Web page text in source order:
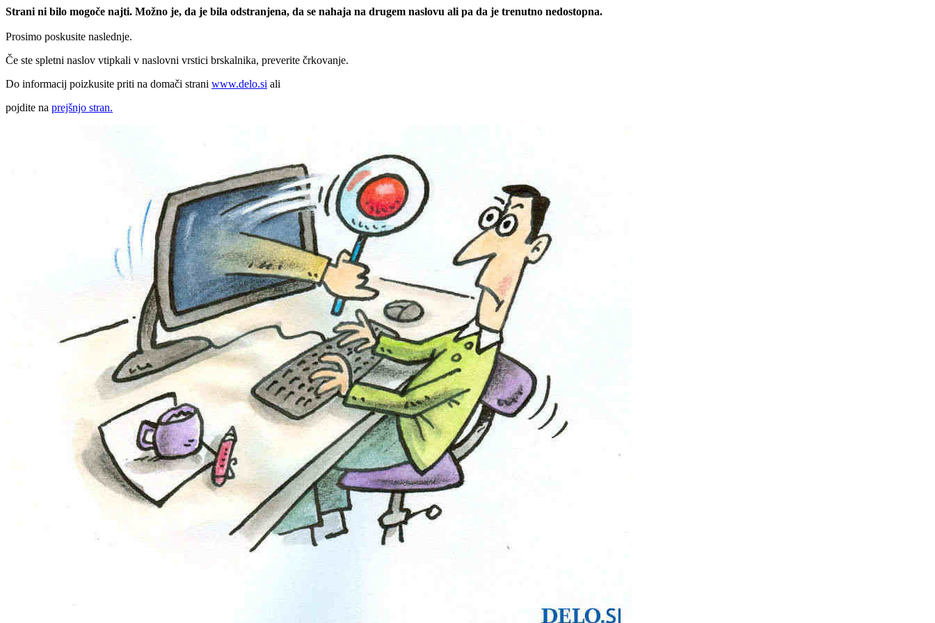
Strani ni bilo mogoče najti. Možno je, da je bila odstranjena, da se nahaja na drugem naslovu ali pa da je trenutno nedostopna.
Prosimo poskusite naslednje.
Če ste spletni naslov vtipkali v naslovni vrstici brskalnika, preverite črkovanje.
Do informacij poizkusite priti na domači strani www.delo.si ali
pojdite na prejšnjo stran.